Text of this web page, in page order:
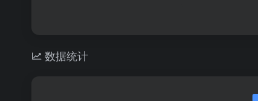
数据统计